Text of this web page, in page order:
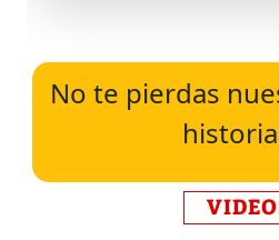
No te pierdas